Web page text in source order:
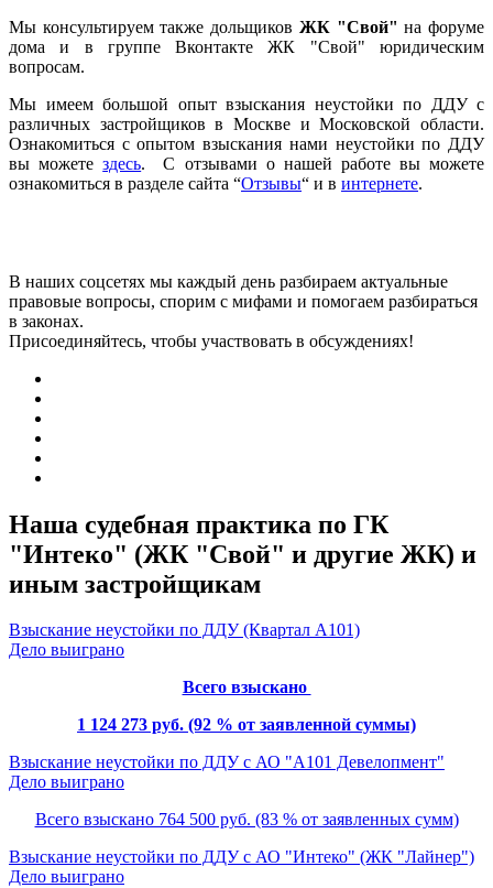
Мы консультируем также дольщиков ЖК "Свой" на форуме
дома и в группе Вконтакте ЖК "Свой" юридическим
вопросам.
Мы имеем большой опыт взыскания неустойки по ДДУ с
различных застройщиков в Москве и Московской области.
Ознакомиться с опытом взыскания нами неустойки по ДДУ
вы можетездесь. С отзывами о нашей работе вы можете
ознакомиться в разделе сайта “Отзывы“ и в интернете.
В наших соцсетях мы каждый день разбираем актуальные
правовые вопросы, спорим с мифами и помогаем разбираться
в законах.
Присоединяйтесь, чтобы участвовать в обсуждениях!
Наша судебная практика по ГК
"Интеко" (ЖК "Свой" и другие ЖК) и
иным застройщикам
Взыскание неустойки по ДДУ (Квартал А101)
Дело выиграно
Всего взыскано
1 124 273 руб. (92 % от заявленной суммы)
Взыскание неустойки по ДДУ с АО "А101 Девелопмент"
Дело выиграно
Всего взыскано 764 500 руб. (83 % от заявленных сумм)
Взыскание неустойки по ДДУ с АО "Интеко" (ЖК "Лайнер")
Дело выиграно